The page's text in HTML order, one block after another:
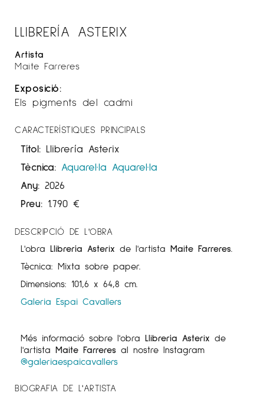
LLIBRERÍA ASTERIX
Artista
Maite Farreres
Exposició:
Els pigments del cadmi
CARACTERÍSTIQUES PRINCIPALS
Títol: Llibrería Asterix
Tècnica: Aquarel·la Aquarel·la
Any: 2026
Preu: 1.790 €
DESCRIPCIÓ DE L'OBRA
L'obra Llibrería Asterix de l'artista Maite Farreres
Tècnica: Mixta sobre paper.
Dimensions: 101,6 x 64,8 cm.
Galeria Espai Cavallers
Més informació sobre l'obra Llibrería Asterix de
l'artista Maite Farreres al nostre Instagram
@galeriaespaicavallers
BIOGRAFIA DE L'ARTISTA